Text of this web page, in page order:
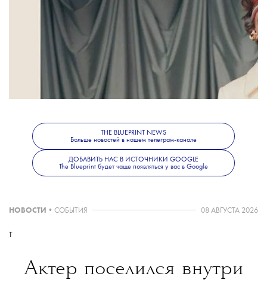
THE BLUEPRINT NEWS
Больше новостей в нашем телеграм-канале
ДОБАВИТЬ НАС В ИСТОЧНИКИ GOOGLE
The Blueprint будет чаще появляться у вас в Google
НОВОСТИ • СОБЫТИЯ 08 АВГУСТА 2026
T
Актер поселился внутри